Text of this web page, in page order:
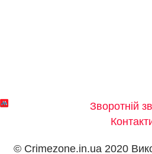
Зворотній
© Crimezone.in.ua 2020